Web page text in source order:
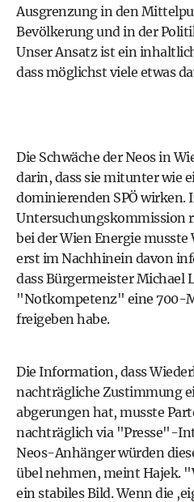
Ausgrenzung in den
Bevölkerung und in der
Unser Ansatz ist ein
dass möglichst viele etwas
Die Schwäche der Neos in
darin, dass sie mitunter wie
dominierenden SPÖ wirken.
Untersuchungskommission
bei der Wien Energie
erst im Nachhinein davon
dass Bürgermeister Michael
"Notkompetenz" eine
freigeben habe.
Die Information, dass
nachträgliche Zustimmung
abgerungen hat, musste
nachträglich via "Presse"-
Neos-Anhänger würden
übel nehmen, meint Hajek.
ein stabiles Bild. Wenn die